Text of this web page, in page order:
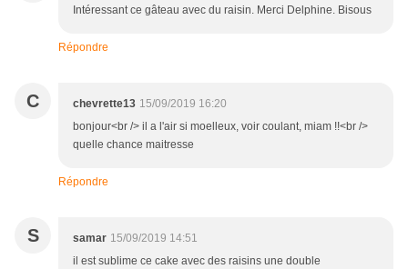
Intéressant ce gâteau avec du raisin. Merci Delphine. Bisous
Répondre
C chevrette13 15/09/2019 16:20
bonjour<br /> il a l'air si moelleux, voir coulant, miam !!<br />
quelle chance maitresse
Répondre
S samar 15/09/2019 14:51
il est sublime ce cake avec des raisins une double